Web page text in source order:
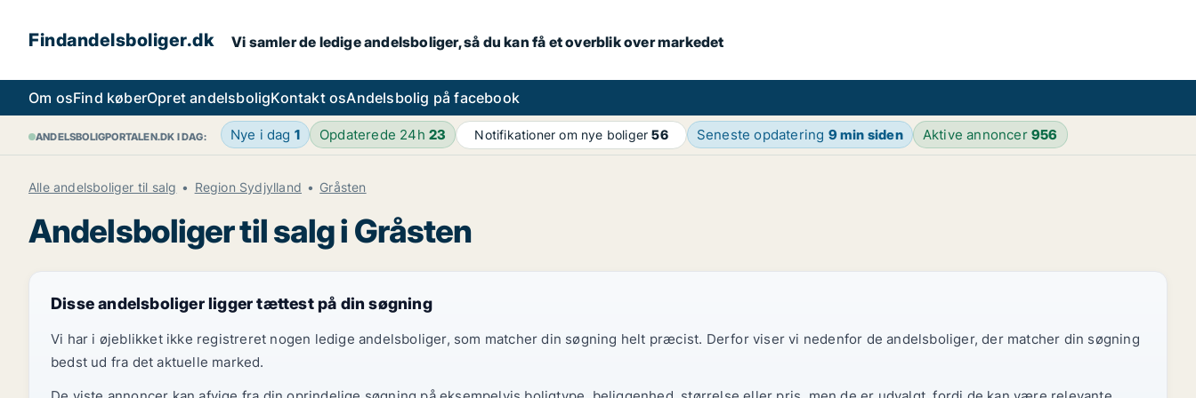
Findandelsboliger.dk Vi samler de ledige andelsboliger, så du kan få et overblik over markedet
Om osFind køberOpret andelsboligKontakt osAndelsbolig på facebook
ANDELSBOLIGPORTALEN.DK I DAG: Nye i dag 1 Opdaterede 24h23 Notifikationer om nye boliger56 Seneste opdatering 9 min siden Aktive annoncer956
Alle andelsboliger til salg Region Sydjylland Gråsten
Andelsboliger til salg i Gråsten
Disse andelsboliger ligger tættest på din søgning
Vi har i øjeblikket ikke registreret nogen ledige andelsboliger, som matcher din søgning helt præcist. Derfor viser vi nedenfor de andelsboliger, der matcher din søgning
bedst ud fra det aktuelle marked.